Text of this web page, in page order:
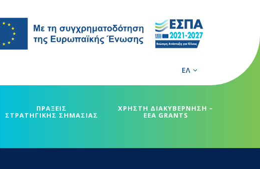
ΕΛ
ΠΡΑΞΕΙΣ
ΣΤΡΑΤΗΓΙΚΗΣ ΣΗΜΑΣΙΑΣ
ΧΡΗΣΤΗ ΔΙΑΚΥΒΕΡΝΗΣΗ –
EEA GRANTS